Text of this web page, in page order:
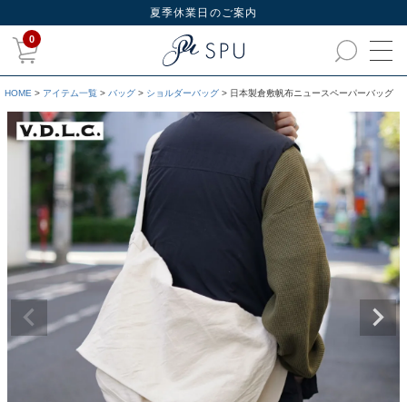
夏季休業日のご案内
0
HOME アイテム一覧 バッグ ショルダーバッグ 日本製倉敷帆布ニュースペーパーバッグ